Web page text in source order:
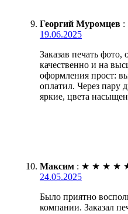
Георгий Муромцев :
19.06.2025
Заказав печать фото,
качественно и на
оформления прост:
оплатил. Через пару
яркие, цвета
Максим : ★ ★ ★ ★
24.05.2025
Было приятно
компании. Заказал